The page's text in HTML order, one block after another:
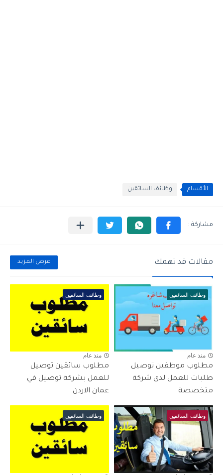
الأقسام وظائف السائقين
مقالات قد تهمك عرض المزيد
وظائف السائقين
منذ عام
مطلوب موظفين توصيل
طلبات للعمل لدى شركة
متخصصة
وظائف السائقين
منذ عام
مطلوب سائقين توصيل
للعمل بشركة توصيل في
عمان الاردن
وظائف السائقين وظائف السائقين